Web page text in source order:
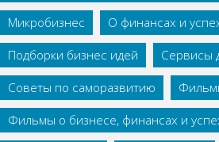
Микробизнес
О финансах и
Подборки бизнес идей
Сервисы
Советы по саморазвитию
Фильмы о бизнесе, финансах и